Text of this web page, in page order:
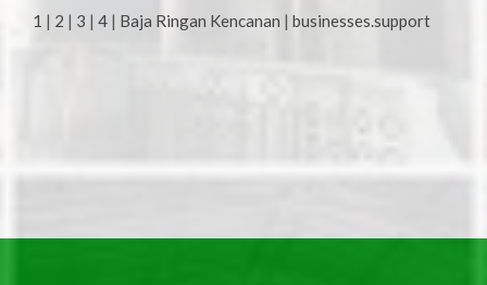
1 | 2 | 3 | 4 | Baja Ringan Kencanan | businesses.support